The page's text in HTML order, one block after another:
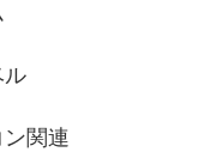
ル
関連